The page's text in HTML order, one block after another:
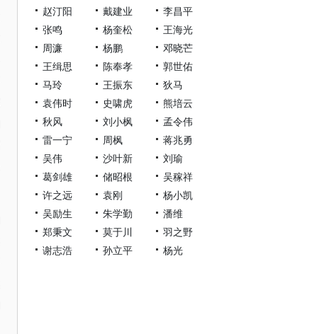
赵汀阳
戴建业
李昌平
张鸣
杨奎松
王海光
周濂
杨鹏
邓晓芒
王缉思
陈奉孝
郭世佑
马玲
王振东
狄马
袁伟时
史啸虎
熊培云
秋风
刘小枫
孟令伟
雷一宁
周枫
蒋兆勇
吴伟
沙叶新
刘瑜
葛剑雄
储昭根
吴稼祥
许之远
袁刚
杨小凯
吴励生
朱学勤
潘维
郑秉文
莫于川
羽之野
谢志浩
孙立平 杨光